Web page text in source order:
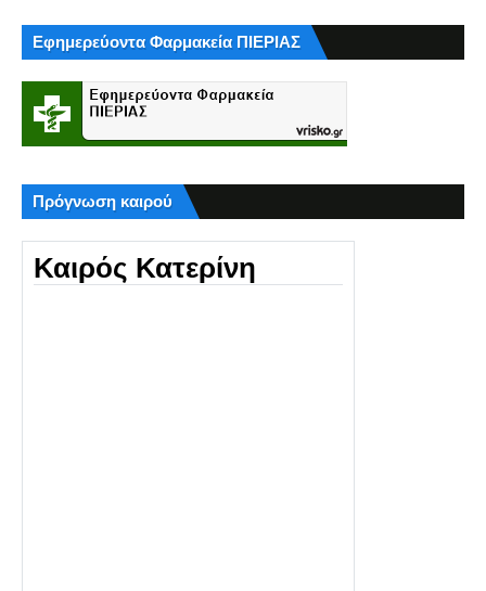
Εφημερεύοντα Φαρμακεία ΠΙΕΡΙΑΣ
Πρόγνωση καιρού
Καιρός Κατερίνη